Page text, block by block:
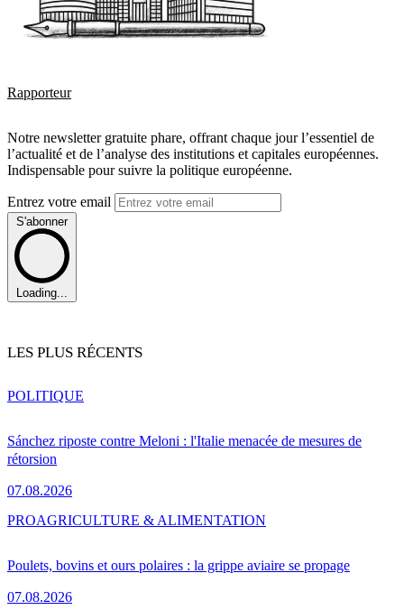
Rapporteur
Notre newsletter gratuite phare, offrant chaque jour l’essentiel de
l’actualité et de l’analyse des institutions et capitales européennes.
Indispensable pour suivre la politique européenne.
Entrez votre email
S'abonner
Loading...
LES PLUS RÉCENTS
Sánchez riposte contre Meloni : l'Italie menacée de mesures de
rétorsion
07.08.2026
POLITIQUE
Poulets, bovins et ours polaires : la grippe aviaire se propage
07.08.2026
PROAGRICULTURE & ALIMENTATION